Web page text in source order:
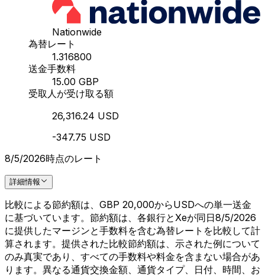
Nationwide
為替レート
1.316800
送金手数料
15.00 GBP
受取人が受け取る額
26,316.24 USD
-347.75 USD
8/5/2026時点のレート
詳細情報
比較による節約額は、GBP 20,000からUSDへの単一送金
に基づいています。節約額は、各銀行とXeが同日8/5/2026
に提供したマージンと手数料を含む為替レートを比較して計
算されます。提供された比較節約額は、示された例について
のみ真実であり、すべての手数料や料金を含まない場合があ
ります。異なる通貨交換金額、通貨タイプ、日付、時間、お